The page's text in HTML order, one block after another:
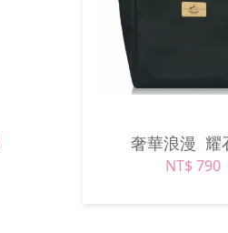
奢華浪漫耀
NT$ 790